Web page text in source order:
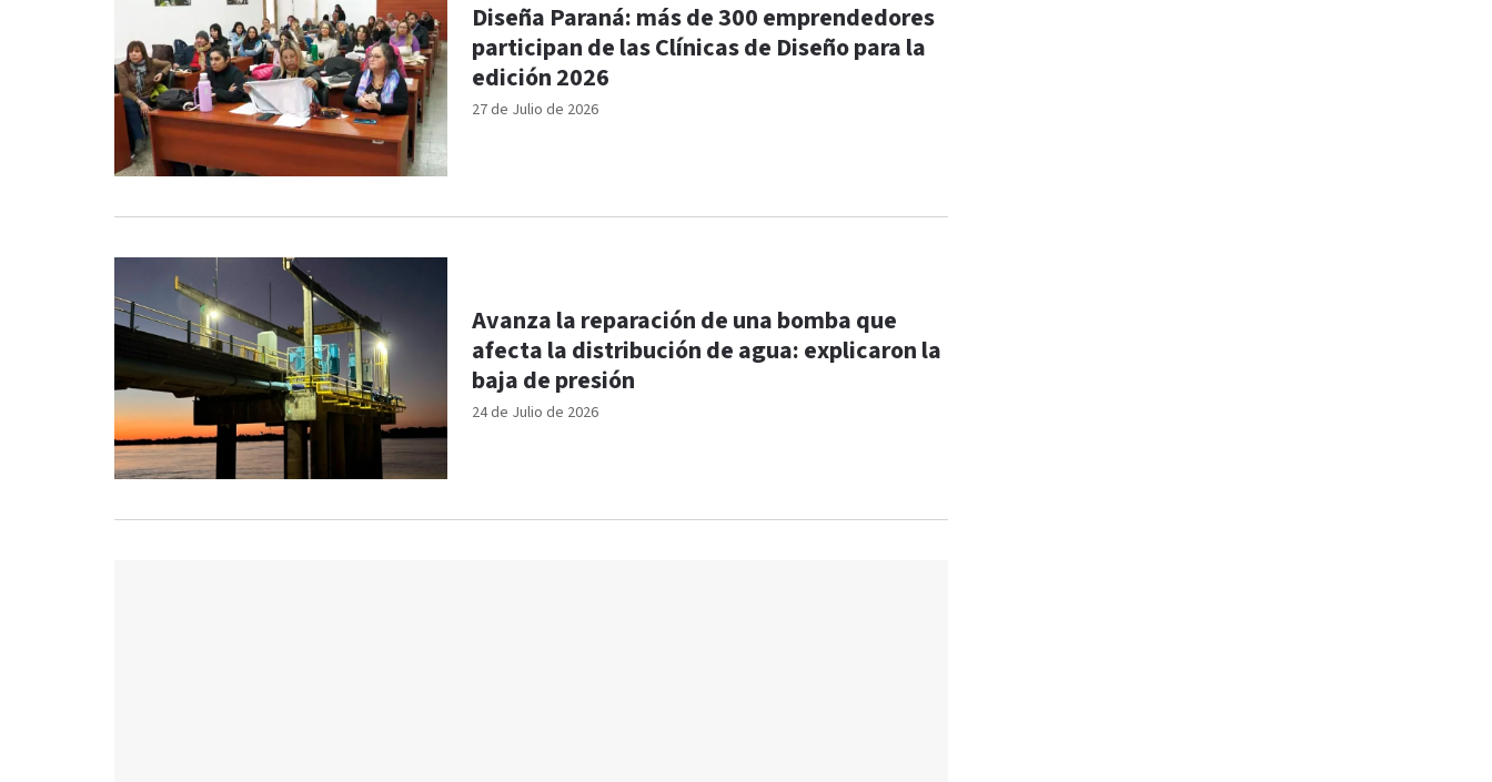
27 de Julio de 2026
Diseña Paraná: más de 300 emprendedores
participan de las Clínicas de Diseño para la
edición 2026
24 de Julio de 2026
Avanza la reparación de una bomba que
afecta la distribución de agua: explicaron la
baja de presión